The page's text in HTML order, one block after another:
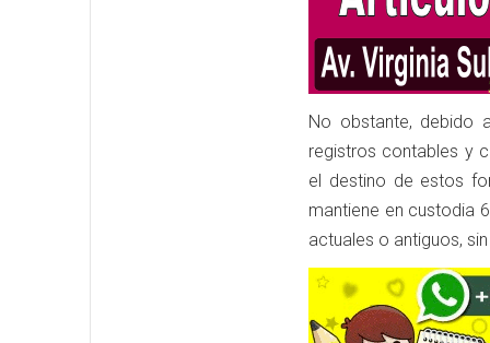
No obstante, debido
registros contables y
el destino de estos
mantiene en custodia
actuales o antiguos,